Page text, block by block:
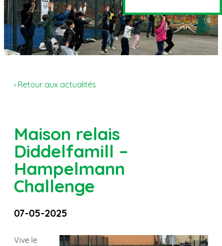
‹ Retour aux actualités
Maison relais
Diddelfamill –
Hampelmann
Challenge
07-05-2025
Vive le